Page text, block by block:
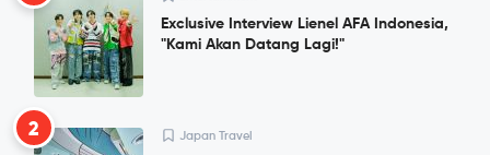
Exclusive Interview Lienel AFA Indonesia,
"Kami Akan Datang Lagi!"
2 Japan Travel